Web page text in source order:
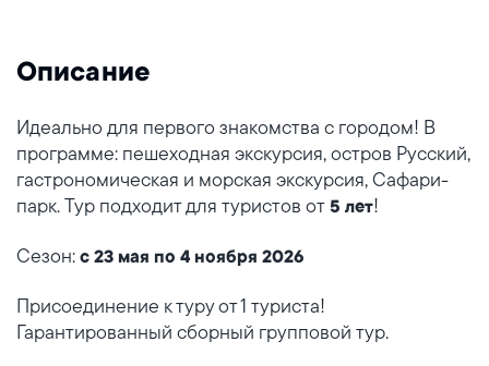
Описание
Идеально для первого знакомства с городом! В
программе: пешеходная экскурсия, остров Русский,
гастрономическая и морская экскурсия, Сафари-
парк. Тур подходит для туристов от 5 лет!
Сезон: с 23 мая по 4 ноября 2026
Присоединение к туру от 1 туриста!
Гарантированный сборный групповой тур.